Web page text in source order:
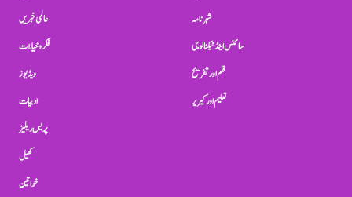
عالمی خبریں
فکر و خیالات
ویڈیوز
ادبیات
پریس ریلیز
کھیل
خواتین
شہرنامہ
سائنس اینڈ ٹیکنالوجی
فلم اور تفریح
تعلیم اور کیریر